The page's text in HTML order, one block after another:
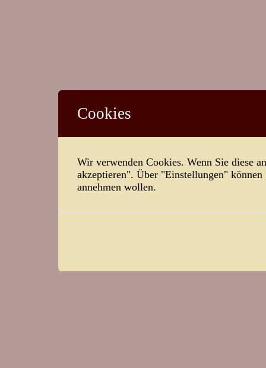
Cookies
Wir verwenden Cookies. Wenn Sie diese
akzeptieren". Über "Einstellungen"
annehmen wollen.